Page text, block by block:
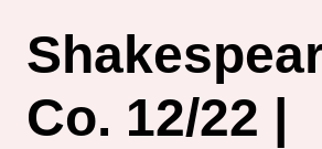
Co. 12/22 |